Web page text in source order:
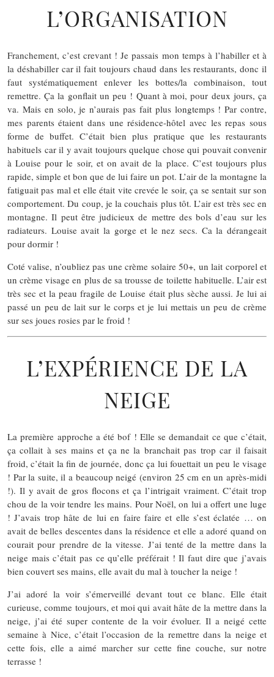
L’ORGANISATION
Franchement, c’est crevant ! Je passais mon temps à l’habiller et à
la déshabiller car il fait toujours chaud dans les restaurants, donc il
faut systématiquement enlever les bottes/la combinaison, tout
remettre. Ça la gonflait un peu ! Quant à moi, pour deux jours, ça
va. Mais en solo, je n’aurais pas fait plus longtemps ! Par contre,
mes parents étaient dans une résidence-hôtel avec les repas sous
forme de buffet. C’était bien plus pratique que les restaurants
habituels car il y avait toujours quelque chose qui pouvait convenir
à Louise pour le soir, et on avait de la place. C’est toujours plus
rapide, simple et bon que de lui faire un pot. L’air de la montagne la
fatiguait pas mal et elle était vite crevée le soir, ça se sentait sur son
comportement. Du coup, je la couchais plus tôt. L’air est très sec en
montagne. Il peut être judicieux de mettre des bols d’eau sur les
radiateurs. Louise avait la gorge et le nez secs. Ca la dérangeait
pour dormir !
Coté valise, n’oubliez pas une crème solaire 50+, un lait corporel et
un crème visage en plus de sa trousse de toilette habituelle. L’air est
très sec et la peau fragile de Louise était plus sèche aussi. Je lui ai
passé un peu de lait sur le corps et je lui mettais un peu de crème
sur ses joues rosies par le froid !
L’EXPÉRIENCE DE LA
NEIGE
La première approche a été bof ! Elle se demandait ce que c’était,
ça collait à ses mains et ça ne la branchait pas trop car il faisait
froid, c’était la fin de journée, donc ça lui fouettait un peu le visage
! Par la suite, il a beaucoup neigé (environ 25 cm en un après-midi
!). Il y avait de gros flocons et ça l’intrigait vraiment. C’était trop
chou de la voir tendre les mains. Pour Noël, on lui a offert une luge
! J’avais trop hâte de lui en faire faire et elle s’est éclatée … on
avait de belles descentes dans la résidence et elle a adoré quand on
courait pour prendre de la vitesse. J’ai tenté de la mettre dans la
neige mais c’était pas ce qu’elle préférait ! Il faut dire que j’avais
bien couvert ses mains, elle avait du mal à toucher la neige !
J’ai adoré la voir s’émerveillé devant tout ce blanc. Elle était
curieuse, comme toujours, et moi qui avait hâte de la mettre dans la
neige, j’ai été super contente de la voir évoluer. Il a neigé cette
semaine à Nice, c’était l’occasion de la remettre dans la neige et
cette fois, elle a aimé marcher sur cette fine couche, sur notre
terrasse !